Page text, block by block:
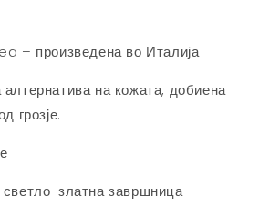
– произведена во Италија
на кожата, добиена
грозје.
златна завршница